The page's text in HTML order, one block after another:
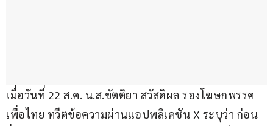
เมื่อวันที่ 22 ส.ค. น.ส.ขัตติยา สวัสดิผล รองโฆษกพรรค
เพื่อไทย ทวีตข้อความผ่านแอปพลิเคชัน X ระบุว่า ก่อน